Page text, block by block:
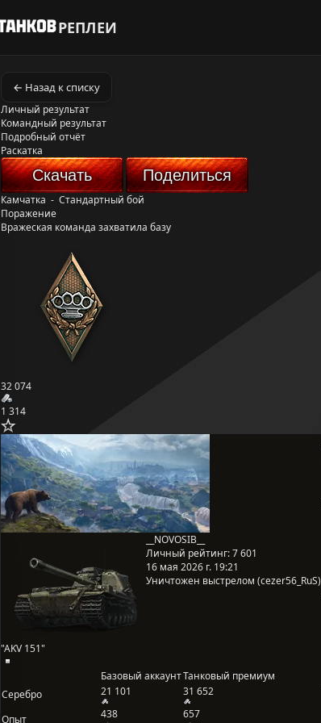
РЕПЛЕИ
← Назад к списку
Личный результат
Командный результат
Подробный отчёт
Раскатка
Скачать Поделиться
Камчатка - Стандартный бой
Поражение
Вражеская команда захватила базу
32 074
1 314
"AKV 151"
__NOVOSIB__
Личный рейтинг:7 601
16 мая 2026 г. 19:21
Уничтожен выстрелом (cezer56_RuS)
Базовый аккаунтТанковый премиум
Серебро
21 101 31 652
Опыт 438 657